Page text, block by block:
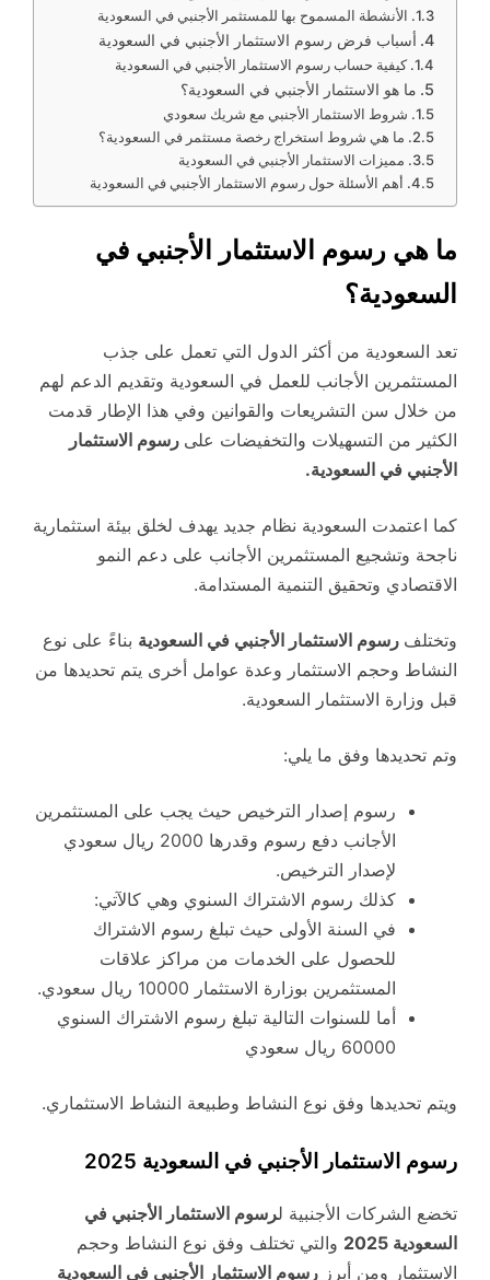
الأنشطة المسموح بها للمستثمر الأجنبي في السعودية
أسباب فرض رسوم الاستثمار الأجنبي في السعودية
كيفية حساب رسوم الاستثمار الأجنبي في السعودية
ما هو الاستثمار الأجنبي في السعودية؟
شروط الاستثمار الأجنبي مع شريك سعودي
ما هي شروط استخراج رخصة مستثمر في السعودية؟
مميزات الاستثمار الأجنبي في السعودية
أهم الأسئلة حول رسوم الاستثمار الأجنبي في السعودية
ما هي رسوم الاستثمار الأجنبي في
السعودية؟
تعد السعودية من أكثر الدول التي تعمل على جذب
المستثمرين الأجانب للعمل في السعودية وتقديم الدعم لهم
من خلال سن التشريعات والقوانين وفي هذا الإطار قدمت
الكثير من التسهيلات والتخفيضات على رسوم الاستثمار
الأجنبي في السعودية.
كما اعتمدت السعودية نظام جديد يهدف لخلق بيئة استثمارية
ناجحة وتشجيع المستثمرين الأجانب على دعم النمو
الاقتصادي وتحقيق التنمية المستدامة.
وتختلف رسوم الاستثمار الأجنبي في السعودية بناءً على نوع
النشاط وحجم الاستثمار وعدة عوامل أخرى يتم تحديدها من
قبل وزارة الاستثمار السعودية.
وتم تحديدها وفق ما يلي:
رسوم إصدار الترخيص حيث يجب على المستثمرين
الأجانب دفع رسوم وقدرها 2000 ريال سعودي
لإصدار الترخيص.
كذلك رسوم الاشتراك السنوي وهي كالآتي:
في السنة الأولى حيث تبلغ رسوم الاشتراك
للحصول على الخدمات من مراكز علاقات
المستثمرين بوزارة الاستثمار 10000 ريال سعودي.
أما للسنوات التالية تبلغ رسوم الاشتراك السنوي
60000 ريال سعودي
ويتم تحديدها وفق نوع النشاط وطبيعة النشاط الاستثماري.
رسوم الاستثمار الأجنبي في السعودية 2025
تخضع الشركات الأجنبية لرسوم الاستثمار الأجنبي في
السعودية 2025
والتي تختلف وفق نوع النشاط وحجم
الاستثمار ومن أبرز رسوم الاستثمار الأجنبي في السعودية